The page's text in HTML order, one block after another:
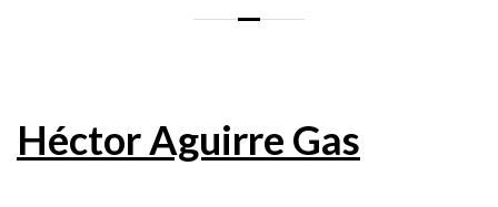
Héctor Aguirre Gas